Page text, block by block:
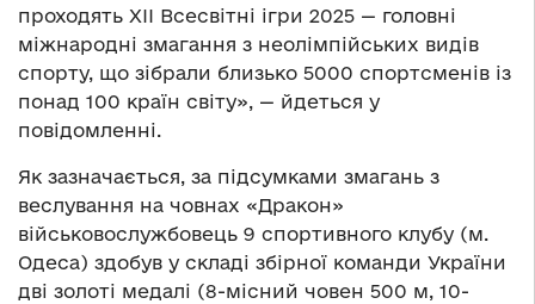
проходять ХІІ Всесвітні ігри 2025 — головні
міжнародні змагання з неолімпійських видів
спорту, що зібрали близько 5000 спортсменів із
понад 100 країн світу», — йдеться у
повідомленні.
Як зазначається, за підсумками змагань з
веслування на човнах «Дракон»
військовослужбовець 9 спортивного клубу (м.
Одеса) здобув у складі збірної команди України
дві золоті медалі (8-місний човен 500 м, 10-